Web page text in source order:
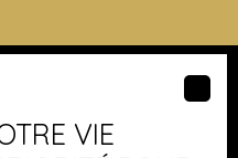
grenier. Belle
d'un jardin de 126 m2 en
en face en traversant la
pour la maison , option
VIE